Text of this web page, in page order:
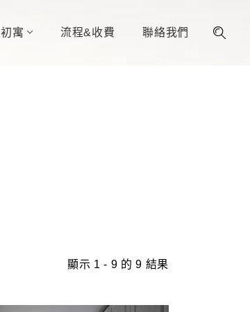
寓 流程&收費 聯絡我們
顯示 1 - 9 的 9 結果